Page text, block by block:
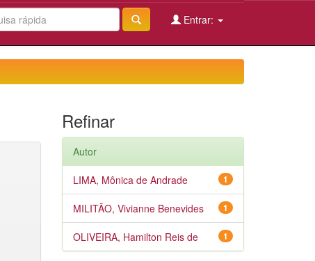
Entrar:
Refinar
Autor
1
LIMA, Mônica de Andrade
1
MILITÃO, Vivianne Benevides
1
OLIVEIRA, Hamilton Reis de